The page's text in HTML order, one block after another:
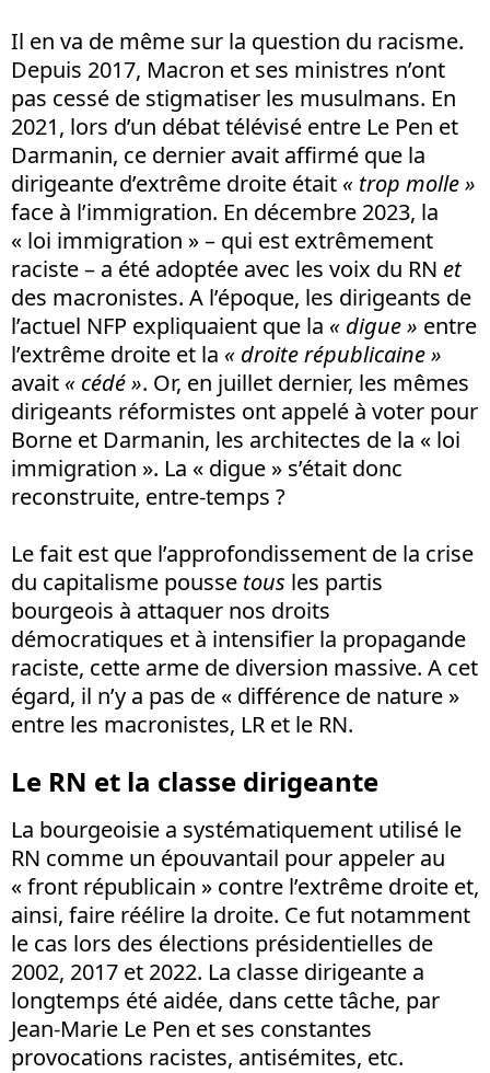
Il en va de même sur la question du racisme.
Depuis 2017, Macron et ses ministres n’ont
pas cessé de stigmatiser les musulmans. En
2021, lors d’un débat télévisé entre Le Pen et
Darmanin, ce dernier avait affirmé que la
dirigeante d’extrême droite était « trop molle »
face à l’immigration. En décembre 2023, la
« loi immigration » – qui est extrêmement
raciste – a été adoptée avec les voix du RN et
des macronistes. A l’époque, les dirigeants de
l’actuel NFP expliquaient que la « digue » entre
l’extrême droite et la « droite républicaine »
avait « cédé ». Or, en juillet dernier, les mêmes
dirigeants réformistes ont appelé à voter pour
Borne et Darmanin, les architectes de la « loi
immigration ». La « digue » s’était donc
reconstruite, entre-temps ?
Le fait est que l’approfondissement de la crise
du capitalisme pousse tous les partis
bourgeois à attaquer nos droits
démocratiques et à intensifier la propagande
raciste, cette arme de diversion massive. A cet
égard, il n’y a pas de « différence de nature »
entre les macronistes, LR et le RN.
Le RN et la classe dirigeante
La bourgeoisie a systématiquement utilisé le
RN comme un épouvantail pour appeler au
« front républicain » contre l’extrême droite et,
ainsi, faire réélire la droite. Ce fut notamment
le cas lors des élections présidentielles de
2002, 2017 et 2022. La classe dirigeante a
longtemps été aidée, dans cette tâche, par
Jean-Marie Le Pen et ses constantes
provocations racistes, antisémites, etc.